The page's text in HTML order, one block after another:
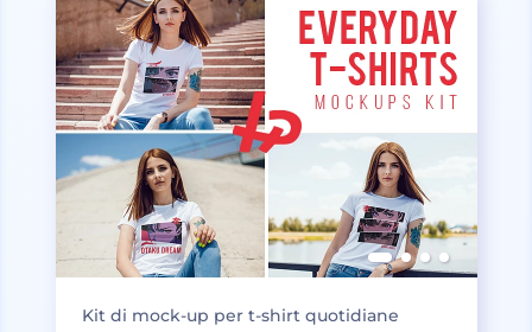
Kit di mock-up per t-shirt quotidiane